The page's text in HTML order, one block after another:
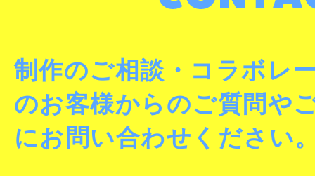
制作のご相談・コラボレ
のお客様からのご質問や
にお問い合わせください